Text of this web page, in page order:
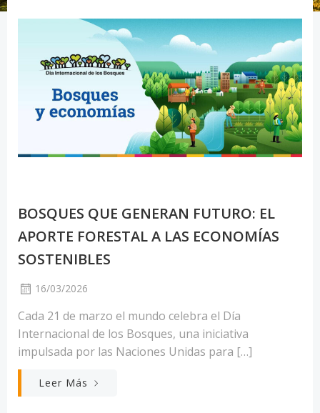
BOSQUES QUE GENERAN FUTURO: EL
APORTE FORESTAL A LAS ECONOMÍAS
SOSTENIBLES
16/03/2026
Cada 21 de marzo el mundo celebra el Día
Internacional de los Bosques, una iniciativa
impulsada por las Naciones Unidas para […]
Leer Más